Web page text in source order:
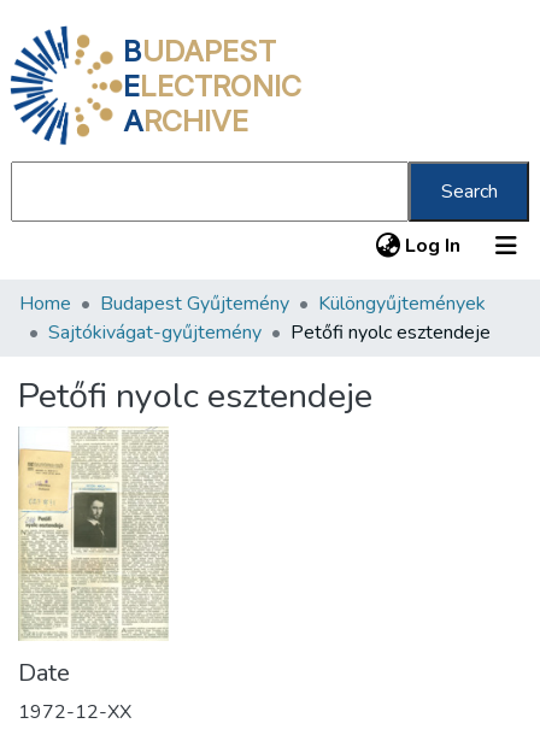
BUDAPEST
ELECTRONIC
ARCHIVE
Search
Log In (current)
Communities & Collections
Statistics
About us
Home Budapest Gyűjtemény
Különgyűjtemények
Sajtókivágat-gyűjtemény
Petőfi nyolc esztendeje
Petőfi nyolc esztendeje
Date
1972-12-XX